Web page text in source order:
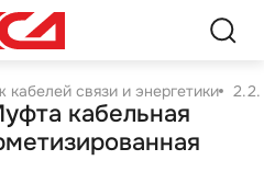
связи и энергетики 2.2.
кабельная